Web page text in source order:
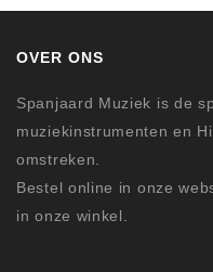
OVER ONS
Spanjaard Muziek is de
muziekinstrumenten en
omstreken.
Bestel online in onze
in onze winkel.